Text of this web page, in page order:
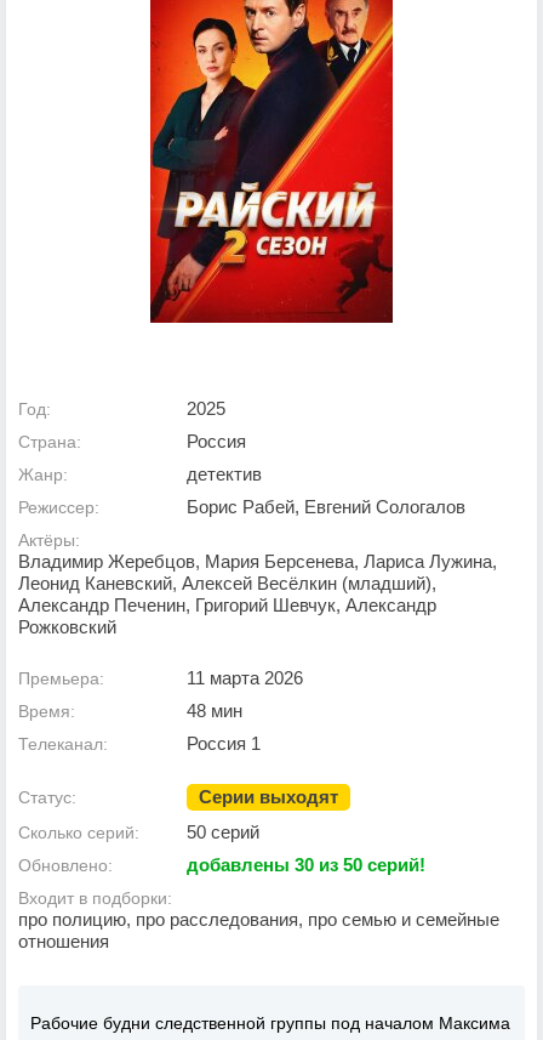
Год: 2025
Страна: Россия
Жанр: детектив
Режиссер: Борис Рабей, Евгений Сологалов
Актёры:
Владимир Жеребцов, Мария Берсенева, Лариса Лужина,
Леонид Каневский, Алексей Весёлкин (младший),
Александр Печенин, Григорий Шевчук, Александр
Рожковский
Премьера: 11 марта 2026
Время: 48 мин
Телеканал: Россия 1
Статус: Серии выходят
Сколько серий: 50 серий
Обновлено: добавлены 30 из 50 серий!
Входит в подборки:
про полицию, про расследования, про семью и семейные
отношения
Рабочие будни следственной группы под началом Максима